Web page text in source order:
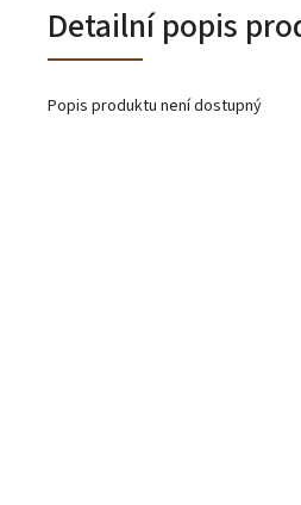
Detailní popis
Popis produktu není dostupný